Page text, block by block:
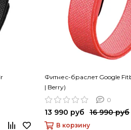
Фитнес-браслет Google
| Berry)
0
13 990 руб 16 990 руб
В корзину